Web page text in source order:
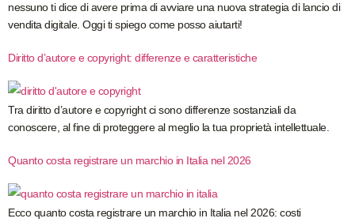
nessuno ti dice di avere prima di avviare una nuova strategia di lancio di
vendita digitale. Oggi ti spiego come posso aiutarti!
Diritto d’autore e copyright: differenze e caratteristiche
Tra diritto d’autore e copyright ci sono differenze sostanziali da
conoscere, al fine di proteggere al meglio la tua proprietà intellettuale.
Quanto costa registrare un marchio in Italia nel 2026
Ecco quanto costa registrare un marchio in Italia nel 2026: costi